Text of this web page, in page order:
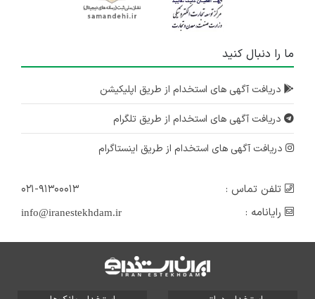
ما را دنبال کنید
دریافت آگهی های استخدام از طریق اپلیکیشن
دریافت آگهی های استخدام از طریق تلگرام
دریافت آگهی های استخدام از طریق اینستاگرام
تلفن تماس :
۰۲۱-۹۱۳۰۰۰۱۳
رایانامه :
info@iranestekhdam.ir